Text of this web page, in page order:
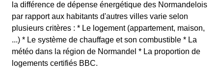
la différence de dépense énergétique des Normandelois
par rapport aux habitants d'autres villes varie selon
plusieurs critères : * Le logement (appartement, maison,
...) * Le système de chauffage et son combustible * La
météo dans la région de Normandel * La proportion de
logements certifiés BBC.